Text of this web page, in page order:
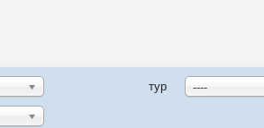
тур ----